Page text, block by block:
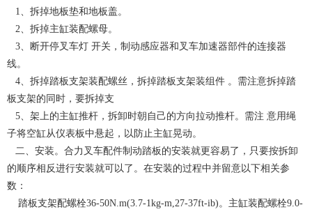
1、拆掉地板垫和地板盖。
2、拆掉主缸装配螺母。
3、断开停叉车灯 开关，制动感应器和叉车加速器部件的连接器
线。
4、拆掉踏板支架装配螺丝，拆掉踏板支架装组件 。需注意拆掉踏
板支架的同时，要拆掉支
5、架上的主缸推杆，拆卸时朝自己的方向拉动推杆。需注 意用绳
子将空缸从仪表板中悬起，以防止主缸晃动。
二、安装。合力叉车配件制动踏板的安装就更容易了，只要按拆卸
的顺序相反进行安装就可以了。在安装的过程中并留意以下相关参
数：
踏板支架配螺栓36-50N.m(3.7-1kg-m,27-37ft-ib)。主缸装配螺栓9.0-